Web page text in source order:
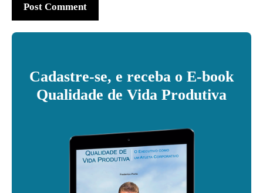
Cadastre-se, e receba o E-book
Qualidade de Vida Produtiva